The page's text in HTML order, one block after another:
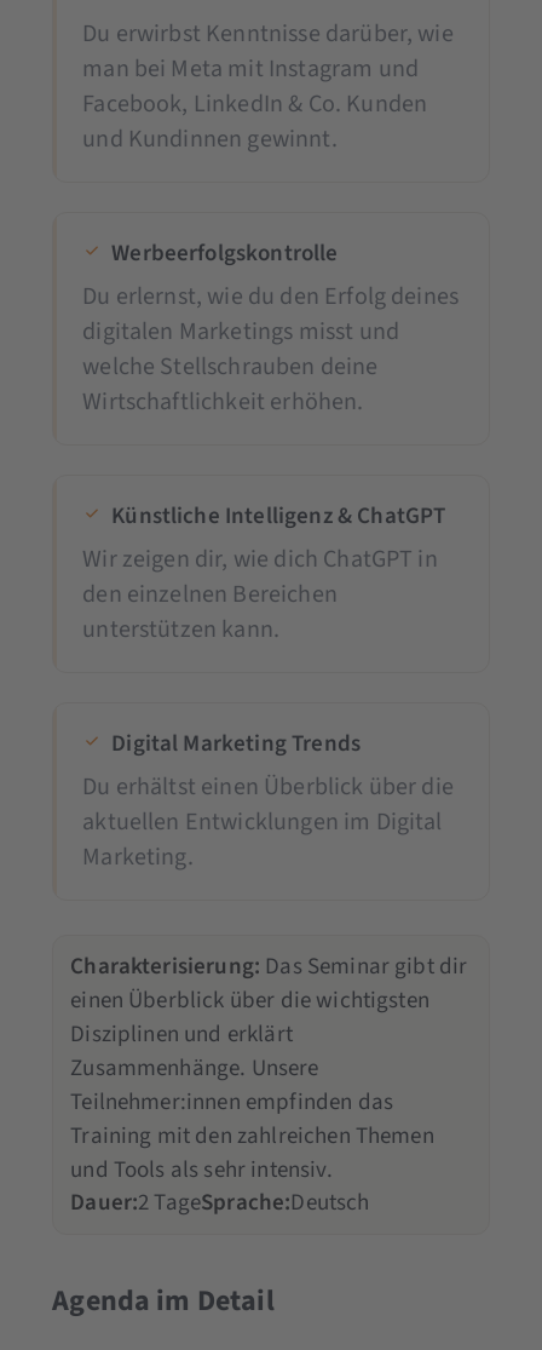
Du erwirbst Kenntnisse darüber, wie
man bei Meta mit Instagram und
Facebook, LinkedIn & Co. Kunden
und Kundinnen gewinnt.
Werbeerfolgskontrolle
Du erlernst, wie du den Erfolg deines
digitalen Marketings misst und
welche Stellschrauben deine
Wirtschaftlichkeit erhöhen.
Künstliche Intelligenz & ChatGPT
Wir zeigen dir, wie dich ChatGPT in
den einzelnen Bereichen
unterstützen kann.
Digital Marketing Trends
Du erhältst einen Überblick über die
aktuellen Entwicklungen im Digital
Marketing.
Charakterisierung: Das Seminar gibt dir
einen Überblick über die wichtigsten
Disziplinen und erklärt
Zusammenhänge. Unsere
Teilnehmer:innen empfinden das
Training mit den zahlreichen Themen
und Tools als sehr intensiv.
Dauer:2 TageSprache:Deutsch
Agenda im Detail